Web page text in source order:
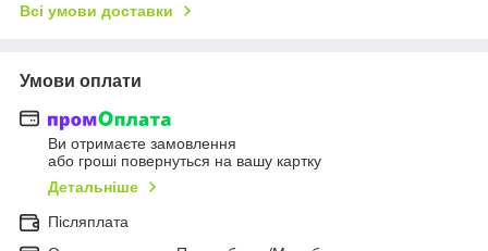
Всі умови доставки
Умови оплати
Ви отримаєте замовлення
або гроші повернуться на вашу картку
Детальніше
Післяплата